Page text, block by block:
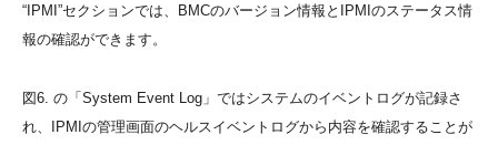
“IPMI”セクションでは、BMCのバージョン情報とIPMIのステータス情
報の確認ができます。
図6. の「System Event Log」ではシステムのイベントログが記録さ
れ、IPMIの管理画面のヘルスイベントログから内容を確認することが